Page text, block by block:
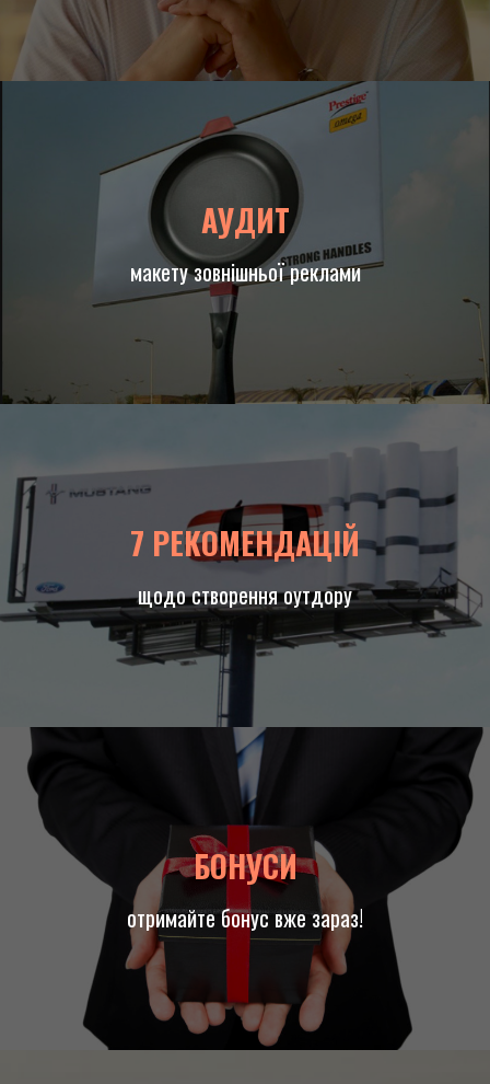
АУДИТ
макету зовнішньої реклами
7 РЕКОМЕНДАЦІЙ
щодо створення оутдору
БОНУСИ
отримайте бонус вже зараз!